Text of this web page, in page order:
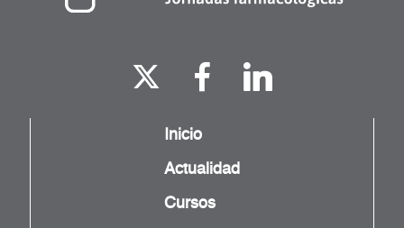
Inicio
Actualidad
Cursos